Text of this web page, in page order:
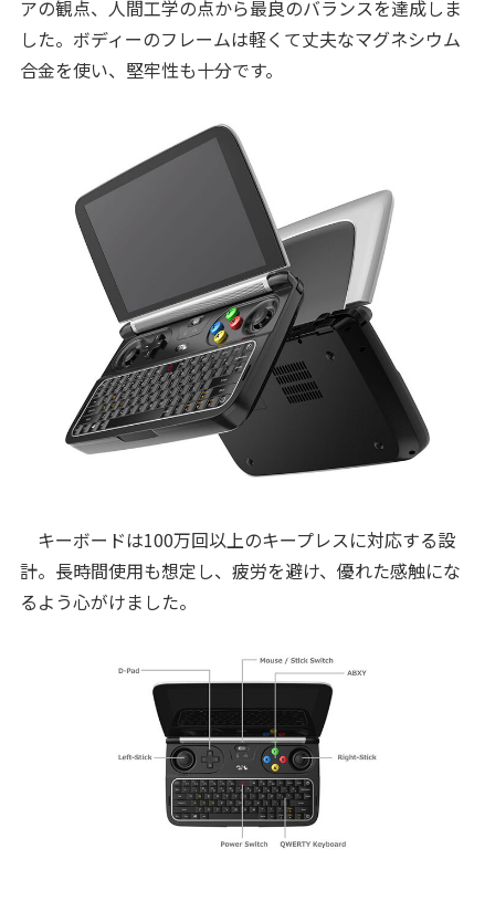
アの観点、人間工学の点から最良のバランスを達成しま
した。ボディーのフレームは軽くて丈夫なマグネシウム
合金を使い、堅牢性も十分です。
キーボードは100万回以上のキープレスに対応する設
計。長時間使用も想定し、疲労を避け、優れた感触にな
るよう心がけました。